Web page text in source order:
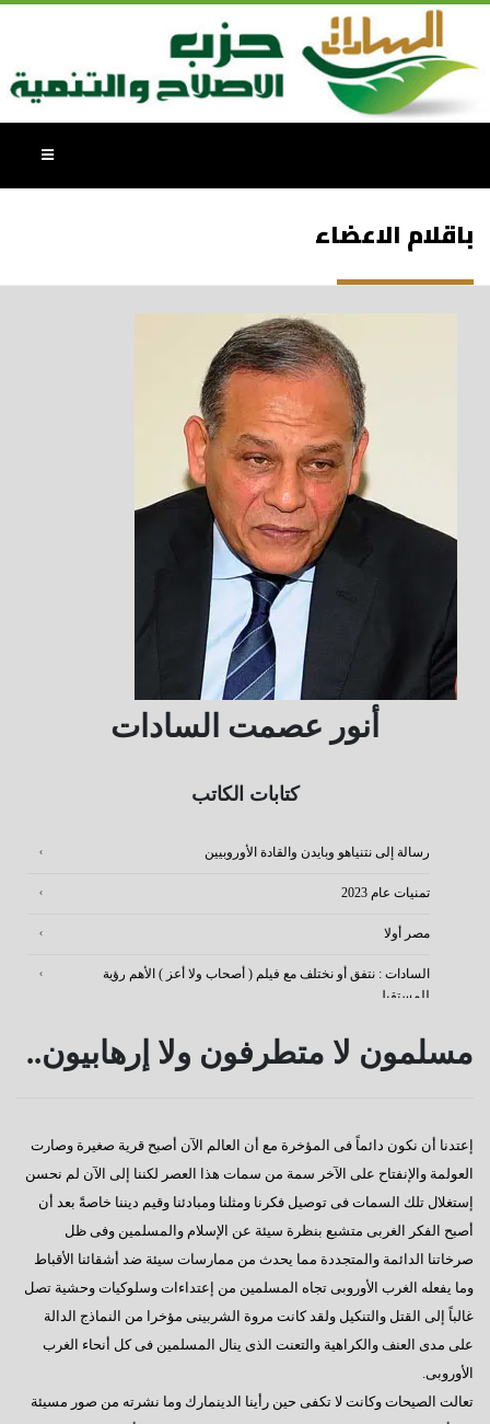
باقلام الاعضاء
أنور عصمت السادات
كتابات الكاتب
رسالة إلى نتنياهو وبايدن والقادة الأوروبيين
تمنيات عام 2023
مصر أولا
السادات : نتفق أو نختلف مع فيلم ( أصحاب ولا أعز ) الأهم رؤية
للمستقبل
كفانا إدانات
رسالة إلى النائب / على عبد العال
كورونا وأخواتها كشفوا هشاشة كيانات عربية كبرى
إفتكاسة أبو شقة إحدى عجائب وغرائب البرلمان
هذا هو المتوقع والمنتظر
إطلالة عام جديد
تغييب القوى الوطنية
مسلمون لا متطرفون ولا إرهابيون..
إعتدنا أن نكون دائماً فى المؤخرة مع أن العالم الآن أصبح قرية صغيرة وصارت
العولمة والإنفتاح على الآخر سمة من سمات هذا العصر لكننا إلى الآن لم نحسن
إستغلال تلك السمات فى توصيل فكرنا ومثلنا ومبادئنا وقيم ديننا خاصةً بعد أن
أصبح الفكر الغربى متشبع بنظرة سيئة عن الإسلام والمسلمين وفى ظل
صرخاتنا الدائمة والمتجددة مما يحدث من ممارسات سيئة ضد أشقائنا الأقباط
وما يفعله الغرب الأوروبى تجاه المسلمين من إعتداءات وسلوكيات وحشية تصل
غالباً إلى القتل والتنكيل ولقد كانت مروة الشربينى مؤخرا من النماذج الدالة
على مدى العنف والكراهية والتعنت الذى ينال المسلمين فى كل أنحاء الغرب
الأوروبى.
تعالت الصيحات وكانت لا تكفى حين رأينا الدينمارك وما نشرته من صور مسيئة